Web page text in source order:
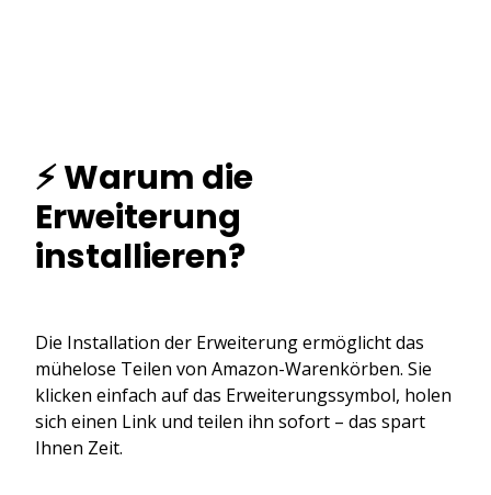
⚡ Warum die
Erweiterung
installieren?
Die Installation der Erweiterung ermöglicht das
mühelose Teilen von Amazon-Warenkörben. Sie
klicken einfach auf das Erweiterungssymbol, holen
sich einen Link und teilen ihn sofort – das spart
Ihnen Zeit.